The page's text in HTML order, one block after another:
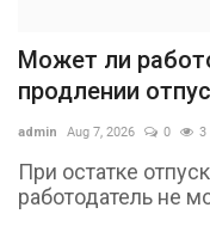
Может ли
продлении
admin Aug 7, 2026 0 3
При остатке
работодатель не